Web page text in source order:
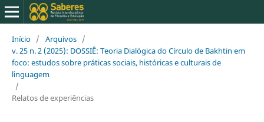
Início / Arquivos /
v. 25 n. 2 (2025): DOSSIÊ: Teoria Dialógica do Círculo de Bakhtin em
foco: estudos sobre práticas sociais, históricas e culturais de
linguagem
/
Relatos de experiências